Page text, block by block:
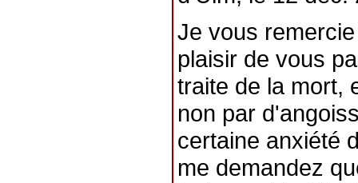
Je vous
plaisir de vous
traite de la mort,
non par
certaine anxiété
me demandez